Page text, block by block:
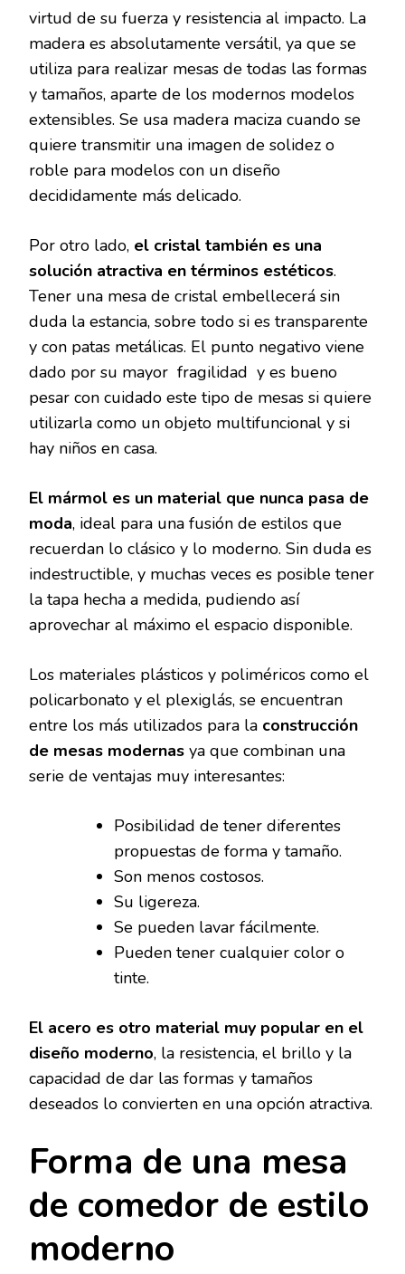
virtud de su fuerza y ​​resistencia al impacto. La
madera es absolutamente versátil, ya que se
utiliza para realizar mesas de todas las formas
y tamaños, aparte de los modernos modelos
extensibles. Se usa madera maciza cuando se
quiere transmitir una imagen de solidez o
roble para modelos con un diseño
decididamente más delicado.
Por otro lado, el cristal también es una
solución atractiva en términos estéticos.
Tener una mesa de cristal embellecerá sin
duda la estancia, sobre todo si es transparente
y con patas metálicas. El punto negativo viene
dado por su mayor fragilidad y es bueno
pesar con cuidado este tipo de mesas si quiere
utilizarla como un objeto multifuncional y si
hay niños en casa.
El mármol es un material que nunca pasa de
moda, ideal para una fusión de estilos que
recuerdan lo clásico y lo moderno. Sin duda es
indestructible, y muchas veces es posible tener
la tapa hecha a medida, pudiendo así
aprovechar al máximo el espacio disponible.
Los materiales plásticos y poliméricos como el
policarbonato y el plexiglás, se encuentran
entre los más utilizados para la construcción
de mesas modernas ya que combinan una
serie de ventajas muy interesantes:
Posibilidad de tener diferentes
propuestas de forma y tamaño.
Son menos costosos.
Su ligereza.
Se pueden lavar fácilmente.
Pueden tener cualquier color o
tinte.
El acero es otro material muy popular en el
diseño moderno, la resistencia, el brillo y la
capacidad de dar las formas y tamaños
deseados lo convierten en una opción atractiva.
Forma de una mesa
de comedor de estilo
moderno